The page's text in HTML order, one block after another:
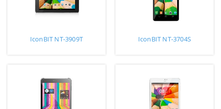
IconBIT NT-3909T IconBIT NT-3704S